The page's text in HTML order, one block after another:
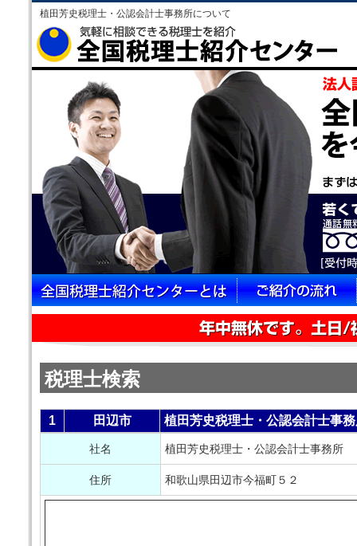
植田芳史税理士・公認会計士事務所について
税理士検索
1 田辺市 植田芳史税理士・公認会計士事
社名 植田芳史税理士・公認会計士事務所
住所 和歌山県田辺市今福町５２